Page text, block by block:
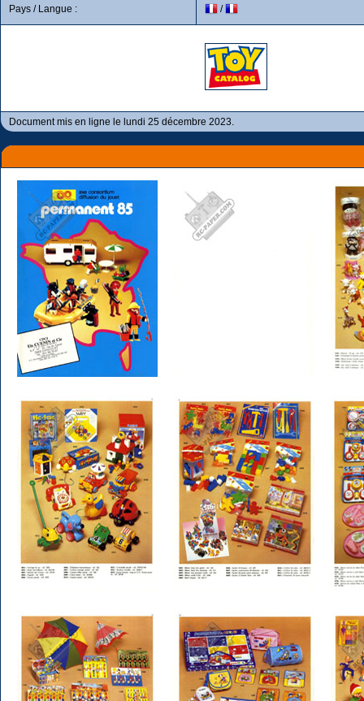
Pays / Langue : /
Document mis en ligne le lundi 25 décembre 2023.